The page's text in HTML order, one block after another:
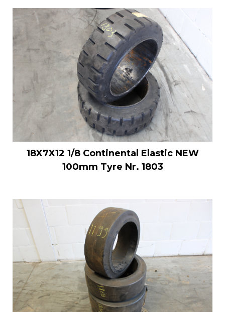
18X7X12 1/8 Continental Elastic NEW
100mm Tyre Nr. 1803